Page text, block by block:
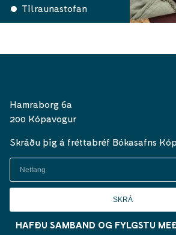
Tilraunastofan
Hamraborg 6a
200 Kópavogur
Skráðu þig á fréttabréf Bókasafns
SKRÁ
HAFÐU SAMBAND OG FYLGSTU